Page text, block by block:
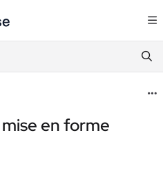
at:
before exploring further.
en forme